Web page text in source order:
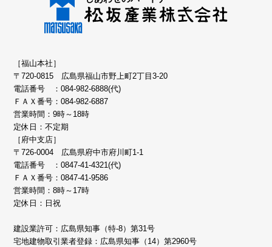
［福山本社］
〒720-0815 広島県福山市野上町2丁目3-20
電話番号 ：084-982-6888(代)
ＦＡＸ番号：084-982-6887
営業時間：9時～18時
定休日：不定期
［府中支店］
〒726-0004 広島県府中市府川町1-1
電話番号 ：0847-41-4321(代)
ＦＡＸ番号：0847-41-9586
営業時間：8時～17時
定休日：日祝
建設業許可：広島県知事（特-8）第31号
宅地建物取引業者登録：広島県知事（14）第2960号